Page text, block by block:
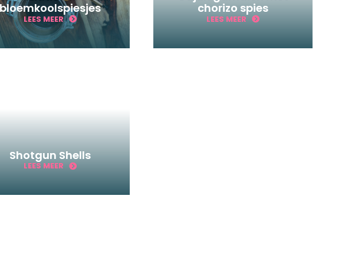
LEES MEER
chorizo spies
LEES MEER
Shotgun Shells
LEES MEER